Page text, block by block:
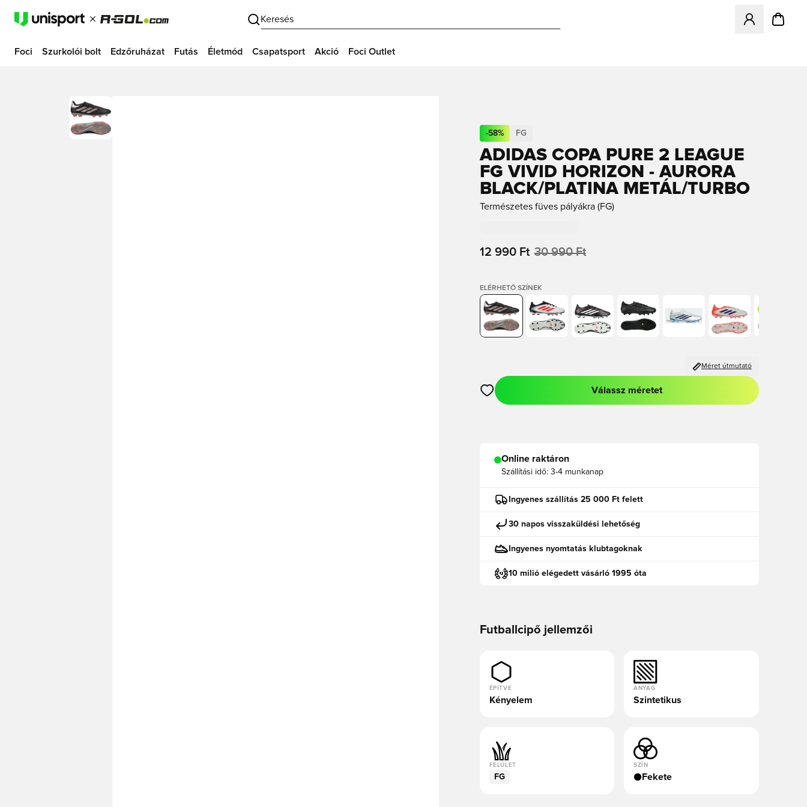
Keresés
Megnyit egy
Foci Szurkolói bolt Edzőruházat Futás Életmód Csapatsport Akció Foci Outlet
-58% FG
ADIDAS COPA PURE 2 LEAGUE
FG VIVID HORIZON - AURORA
BLACK/PLATINA METÁL/TURBO
Természetes füves pályákra (FG)
12 990 Ft 30 990 Ft
ELÉRHETŐ SZÍNEK
Méret útmutató
Megnyit egy modált a bejelentkezéshez vagy a tagként való regisztrációhoz
Válassz méretet
Online raktáron
Szállítási idő: 3-4 munkanap
Ingyenes szállítás 25 000 Ft felett
30 napos visszaküldési lehetőség
Ingyenes nyomtatás klubtagoknak
10 milió elégedett vásárló 1995 óta
Futballcipő jellemzői
ÉPÍTVE
Kényelem
ANYAG
Szintetikus
FELÜLET
FG
SZÍN
Fekete